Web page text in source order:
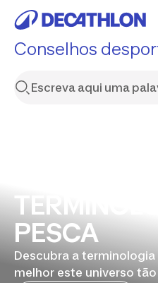
Conselhos
PESCA
Descubra a
melhor este universo